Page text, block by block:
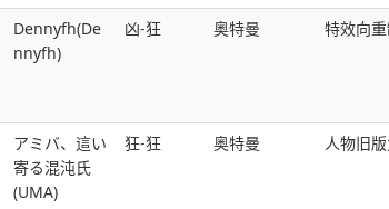
Dennyfh(De
nnyfh)
凶-狂 奥特曼 特效向
アミバ、這い
寄る混沌氏
(UMA)
狂-狂 奥特曼 人物旧